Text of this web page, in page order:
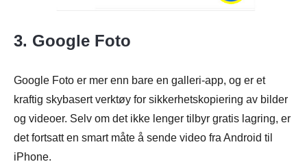
3. Google Foto
Google Foto er mer enn bare en galleri-app, og er et
kraftig skybasert verktøy for sikkerhetskopiering av bilder
og videoer. Selv om det ikke lenger tilbyr gratis lagring, er
det fortsatt en smart måte å sende video fra Android til
iPhone.